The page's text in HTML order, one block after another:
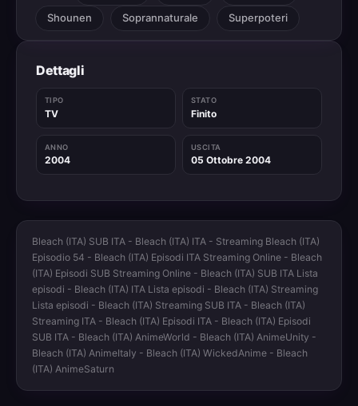
Shounen
Soprannaturale Superpoteri
Dettagli
TIPO
TV
STATO
Finito
ANNO
2004
USCITA
05 Ottobre 2004
Bleach (ITA) SUB ITA - Bleach (ITA) ITA - Streaming Bleach (ITA)
Episodio 54 - Bleach (ITA) Episodi ITA Streaming Online - Bleach
(ITA) Episodi SUB Streaming Online - Bleach (ITA) SUB ITA Lista
episodi - Bleach (ITA) ITA Lista episodi - Bleach (ITA) Streaming
Lista episodi - Bleach (ITA) Streaming SUB ITA - Bleach (ITA)
Streaming ITA - Bleach (ITA) Episodi ITA - Bleach (ITA) Episodi
SUB ITA - Bleach (ITA) AnimeWorld - Bleach (ITA) AnimeUnity -
Bleach (ITA) AnimeItaly - Bleach (ITA) WickedAnime - Bleach
(ITA) AnimeSaturn